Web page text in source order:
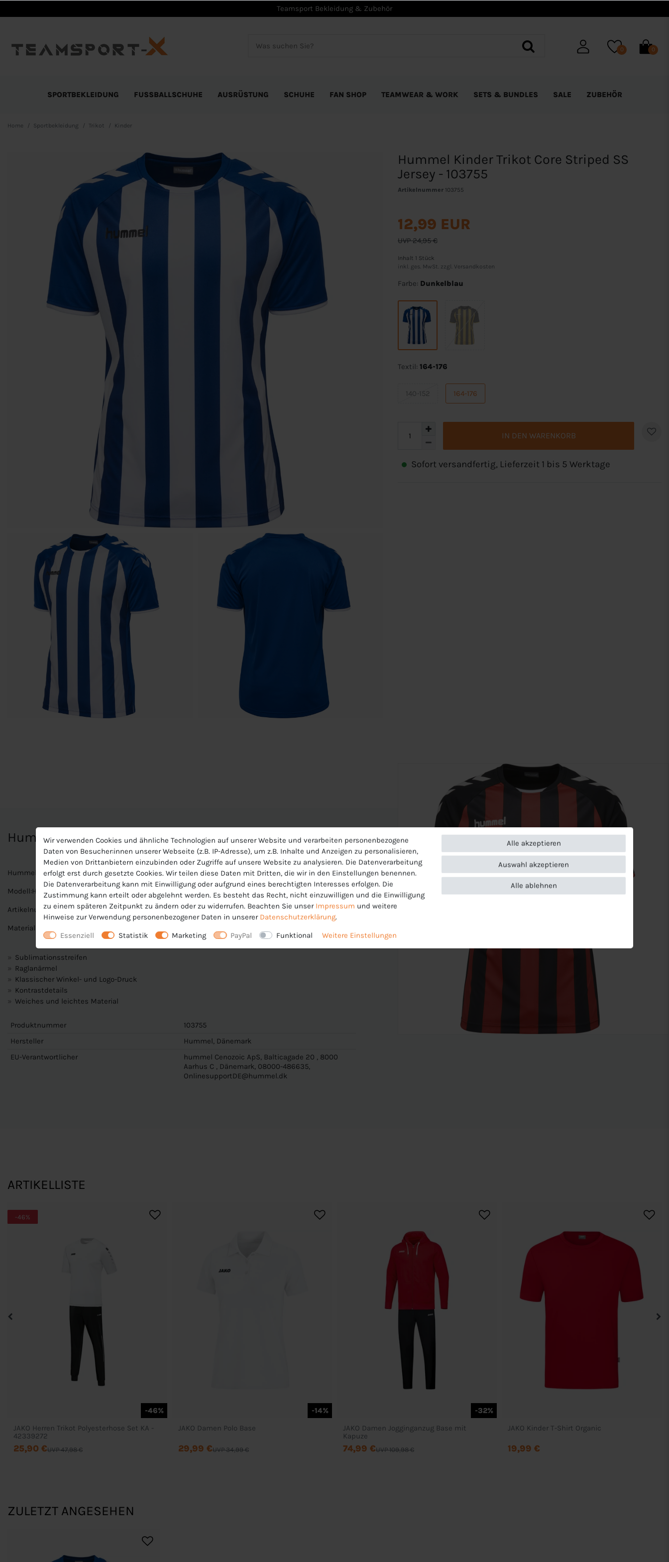
Teamsport Bekleidung & Zubehör
0 0
SPORTBEKLEIDUNG FUSSBALLSCHUHE AUSRÜSTUNG SCHUHE FAN SHOP TEAMWEAR & WORK SETS & BUNDLES SALE ZUBEHÖR
Home Sportbekleidung Trikot Kinder
Hummel Kinder Trikot Core Striped SS
Jersey - 103755
Artikelnummer 103755
UVP 24,95 €
12,99 EUR
Inhalt 1 Stück
inkl. ges. MwSt. zzgl.
Versandkosten
Farbe: Dunkelblau
Textil: 164-176
140-152 164-176
IN DEN WARENKORB
Sofort versandfertig, Lieferzeit 1 bis 5 Werktage
Hummel Kinder Trikot Core Striped SS Jersey
Hummel Kinder Trikot Core Striped SS Jersey
Modell:Hummel Core Striped SS Jersey
Artikelnummer: 103755
Material: 100 % Polyester
Sublimationsstreifen
Raglanärmel
Klassischer Winkel- und Logo-Druck
Kontrastdetails
Weiches und leichtes Material
Produktnummer
103755
Hersteller
Hummel, Dänemark
EU-Verantwortlicher
hummel Cenozoic ApS, Balticagade 20 , 8000
Aarhus C , Dänemark, 08000-486635,
OnlinesupportDE@hummel.dk
ARTIKELLISTE
-46%
-46%
JAKO Herren Trikot Polyesterhose Set KA -
42339272
UVP 47,98 €
25,90 €
-14%
JAKO Damen Polo Base
UVP 34,99 €
29,99 €
-32%
JAKO Damen Jogginganzug Base mit
Kapuze
UVP 109,98 €
74,99 €
JAKO Kinder T-Shirt Organic
19,99 €
ZULETZT ANGESEHEN
Wir verwenden Cookies und ähnliche Technologien auf unserer Website und verarbeiten personenbezogene
Daten von Besucher:innen unserer Webseite (z.B. IP-Adresse), um z.B. Inhalte und Anzeigen zu personalisieren,
Medien von Drittanbietern einzubinden oder Zugriffe auf unsere Website zu analysieren. Die Datenverarbeitung
erfolgt erst durch gesetzte Cookies. Wir teilen diese Daten mit Dritten, die wir in den Einstellungen benennen.
Die Datenverarbeitung kann mit Einwilligung oder aufgrund eines berechtigten Interesses erfolgen. Die
Zustimmung kann erteilt oder abgelehnt werden. Es besteht das Recht, nicht einzuwilligen und die Einwilligung
zu einem späteren Zeitpunkt zu ändern oder zu widerrufen. Beachten Sie unser Impressum und weitere
Hinweise zur Verwendung personenbezogener Daten in unserer Daten­schutz­erklärung.
Essenziell Statistik Marketing PayPal Funktional Weitere Einstellungen
Alle akzeptieren
Alle ablehnen
Auswahl akzeptieren